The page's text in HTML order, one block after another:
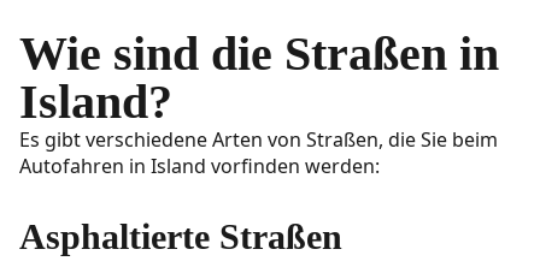
Wie sind die Straßen in
Island?
Es gibt verschiedene Arten von Straßen, die Sie beim
Autofahren in Island vorfinden werden:
Asphaltierte Straßen